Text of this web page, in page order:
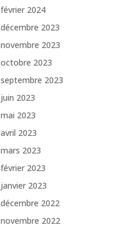
février 2024
décembre 2023
novembre 2023
octobre 2023
septembre 2023
juin 2023
mai 2023
avril 2023
mars 2023
février 2023
janvier 2023
décembre 2022
novembre 2022